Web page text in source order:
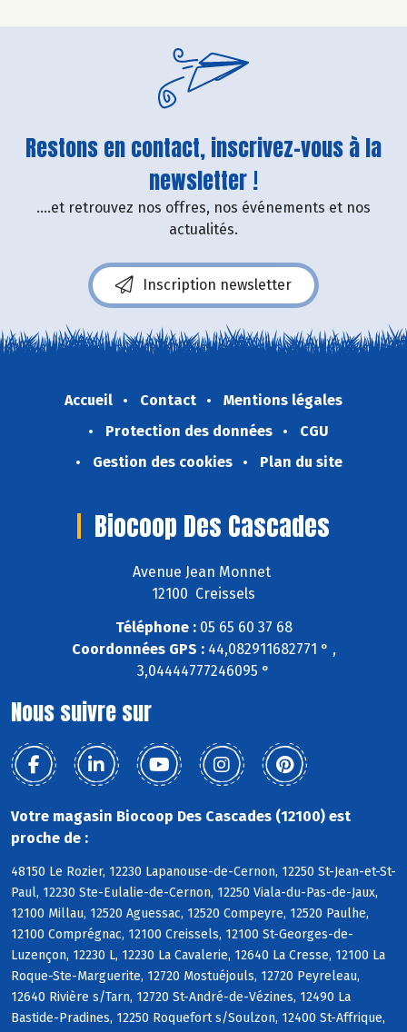
Restons en contact, inscrivez-vous à la
newsletter !
....et retrouvez nos offres, nos événements et nos
actualités.
Inscription newsletter
Accueil Contact
Mentions légales
Protection des données
CGU
Gestion des cookies
Plan du site
Biocoop Des Cascades
Avenue Jean Monnet
12100 Creissels
Téléphone :05 65 60 37 68
Coordonnées GPS :44,082911682771 ° ,
3,04444777246095 °
Nous suivre sur
Votre magasin Biocoop Des Cascades (12100) est
proche de :
48150 Le Rozier, 12230 Lapanouse-de-Cernon, 12250 St-Jean-et-St-
Paul, 12230 Ste-Eulalie-de-Cernon, 12250 Viala-du-Pas-de-Jaux,
12100 Millau, 12520 Aguessac, 12520 Compeyre, 12520 Paulhe,
12100 Comprégnac, 12100 Creissels, 12100 St-Georges-de-
Luzençon, 12230 L, 12230 La Cavalerie, 12640 La Cresse, 12100 La
Roque-Ste-Marguerite, 12720 Mostuéjouls, 12720 Peyreleau,
12640 Rivière s/Tarn, 12720 St-André-de-Vézines, 12490 La
Bastide-Pradines, 12250 Roquefort s/Soulzon, 12400 St-Affrique,